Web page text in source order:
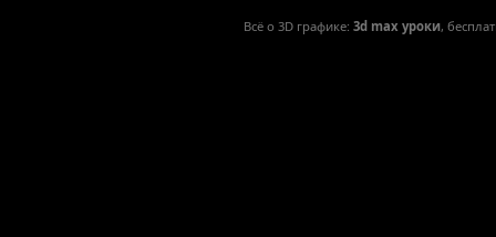
Всё о 3D графике:3d max уроки,